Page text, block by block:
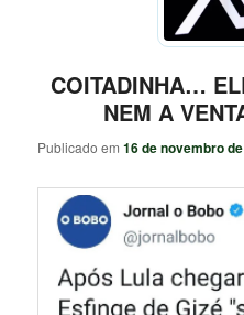
COITADINHA…
NEM A
Publicado em16 de novembro